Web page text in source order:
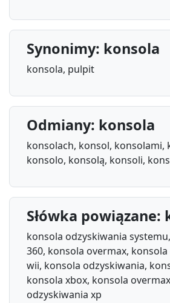
Synonimy: konsola
konsola, pulpit
Odmiany: konsola
konsolach, konsol, konsolami,
konsolo, konsolą, konsoli,
Słówka powiązane:
konsola odzyskiwania
360, konsola overmax,
wii, konsola odzyskiwania,
konsola xbox, konsola
odzyskiwania xp